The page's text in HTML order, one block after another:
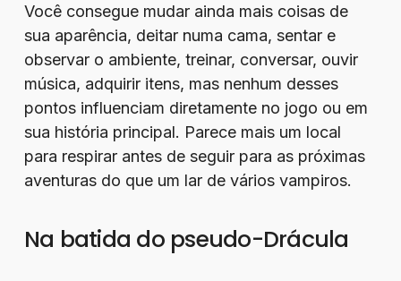
Você consegue mudar ainda mais coisas de
sua aparência, deitar numa cama, sentar e
observar o ambiente, treinar, conversar, ouvir
música, adquirir itens, mas nenhum desses
pontos influenciam diretamente no jogo ou em
sua história principal. Parece mais um local
para respirar antes de seguir para as próximas
aventuras do que um lar de vários vampiros.
Na batida do pseudo-Drácula